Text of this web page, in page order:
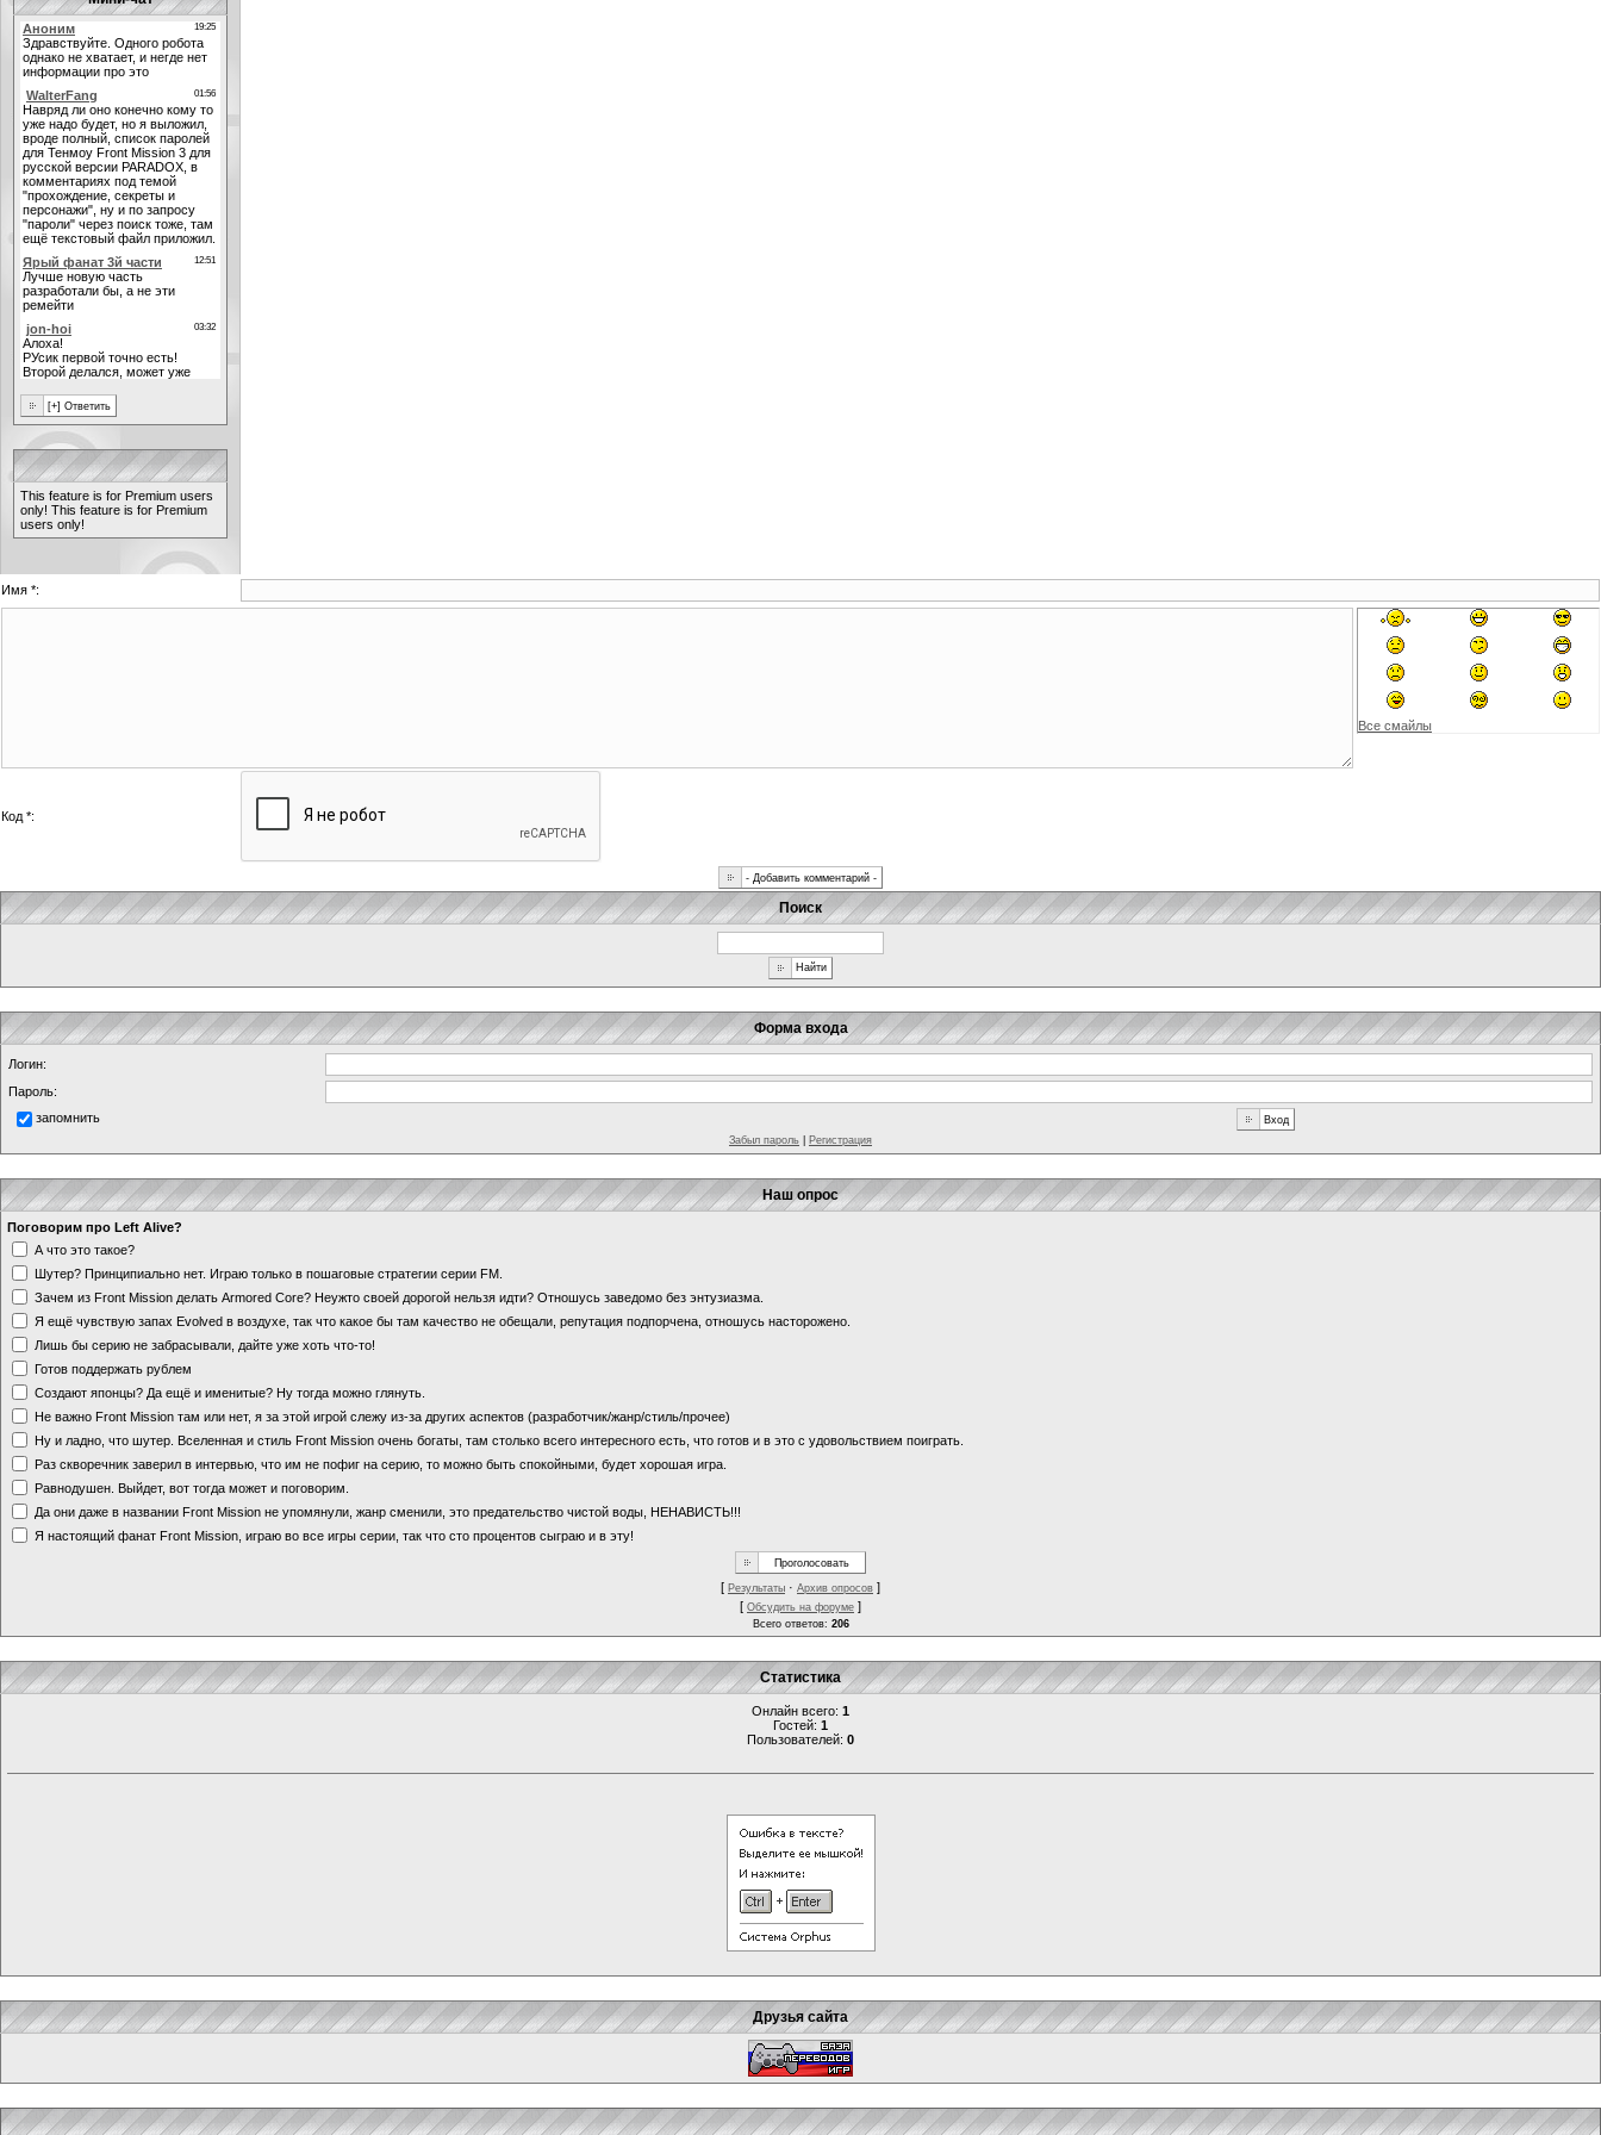
This feature is for Premium users
only! This feature is for Premium
users only!
Имя *:
Все смайлы
Код *:
Поиск
Форма входа
Логин:
Пароль:
запомнить
Забыл пароль Регистрация
Наш опрос
Поговорим про Left Alive?
А что это такое?
Шутер? Принципиально нет. Играю только в пошаговые стратегии серии FM.
Зачем из Front Mission делать Armored Core? Неужто своей дорогой нельзя идти? Отношусь заведомо без энтузиазма.
Я ещё чувствую запах Evolved в воздухе, так что какое бы там качество не обещали, репутация подпорчена, отношусь насторожено.
Лишь бы серию не забрасывали, дайте уже хоть что-то!
Готов поддержать рублем
Создают японцы? Да ещё и именитые? Ну тогда можно глянуть.
Не важно Front Mission там или нет, я за этой игрой слежу из-за других аспектов (разработчик/жанр/стиль/прочее)
Ну и ладно, что шутер. Вселенная и стиль Front Mission очень богаты, там столько всего интересного есть, что готов и в это с удовольствием поиграть.
Раз скворечник заверил в интервью, что им не пофиг на серию, то можно быть спокойными, будет хорошая игра.
Равнодушен. Выйдет, вот тогда может и поговорим.
Да они даже в названии Front Mission не упомянули, жанр сменили, это предательство чистой воды, НЕНАВИСТЬ!!!
Я настоящий фанат Front Mission, играю во все игры серии, так что сто процентов сыграю и в эту!
[ Результаты · Архив опросов ]
[ Обсудить на форуме ]
Всего ответов: 206
Статистика
Онлайн всего: 1
Гостей: 1
Пользователей: 0
Друзья сайта